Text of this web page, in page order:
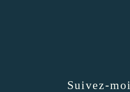
Suivez-moi